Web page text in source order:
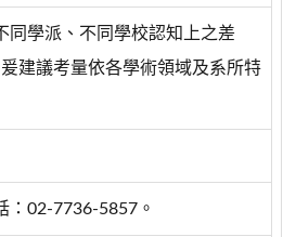
同學派、不同學校認知上之差
建議考量依各學術領域及系所特
：02-7736-5857。